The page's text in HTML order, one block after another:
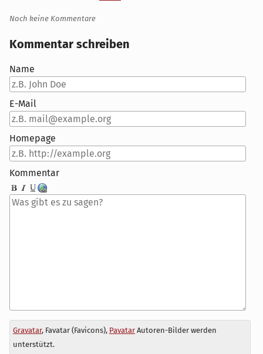
Noch keine Kommentare
Kommentar schreiben
Name
E-Mail
Homepage
Kommentar
Antwort
zu
Gravatar, Favatar (Favicons), PavatarAutoren-Bilder werden
unterstützt.